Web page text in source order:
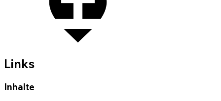
Links
Inhalte